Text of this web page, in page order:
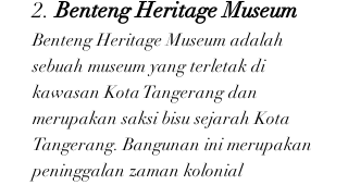
2. Benteng Heritage Museum
Benteng Heritage Museum adalah
sebuah museum yang terletak di
kawasan Kota Tangerang dan
merupakan saksi bisu sejarah Kota
Tangerang. Bangunan ini merupakan
peninggalan zaman kolonial